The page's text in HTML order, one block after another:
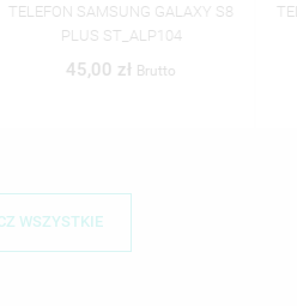
TELEFON SAMSUNG GALAXY S8
PLUS ST_ALP105
45,00 zł
WSZYSTKIE